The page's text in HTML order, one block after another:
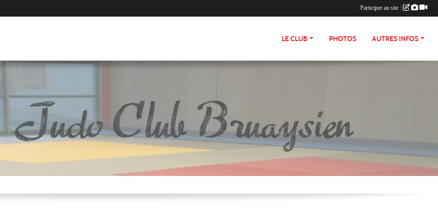
LE CLUB PHOTOS AUTRES INFOS
Participer au site :